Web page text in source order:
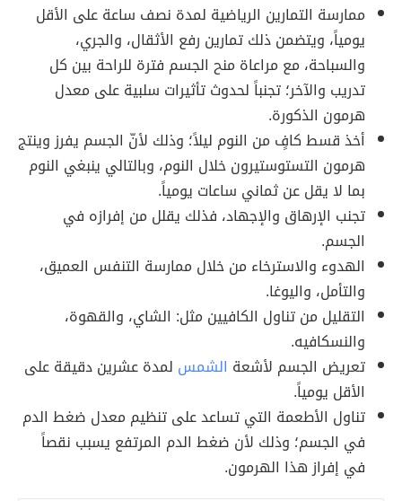
ممارسة التمارين الرياضية لمدة نصف ساعة على الأقل
يومياً، ويتضمن ذلك تمارين رفع الأثقال، والجري،
والسباحة، مع مراعاة منح الجسم فترة للراحة بين كل
تدريب والآخر؛ تجنباً لحدوث تأثيرات سلبية على معدل
هرمون الذكورة.
أخذ قسط كافٍ من النوم ليلاً؛ وذلك لأنّ الجسم يفرز وينتج
هرمون التستوستيرون خلال النوم، وبالتالي ينبغي النوم
بما لا يقل عن ثماني ساعات يومياً.
تجنب الإرهاق والإجهاد، فذلك يقلل من إفرازه في
الجسم.
الهدوء والاسترخاء من خلال ممارسة التنفس العميق،
والتأمل، واليوغا.
التقليل من تناول الكافيين مثل: الشاي، والقهوة،
والنسكافيه.
تعريض الجسم لأشعة الشمس لمدة عشرين دقيقة على
الأقل يومياً.
تناول الأطعمة التي تساعد على تنظيم معدل ضغط الدم
في الجسم؛ وذلك لأن ضغط الدم المرتفع يسبب نقصاً
في إفراز هذا الهرمون.